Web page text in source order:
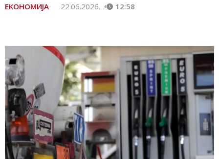
ЕКОНОМИЈА 22.06.2026. 12:58